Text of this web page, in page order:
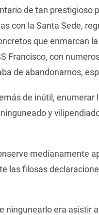
de tan prestigioso
con la Santa Sede,
que enmarcan
Francisco, con
de abandonarnos,
de inútil, enumerar
y
medianamente
las filosas
ningunearlo era asistir